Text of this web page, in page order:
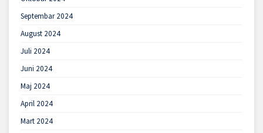
Septembar 2024
August 2024
Juli 2024
Juni 2024
Maj 2024
April 2024
Mart 2024